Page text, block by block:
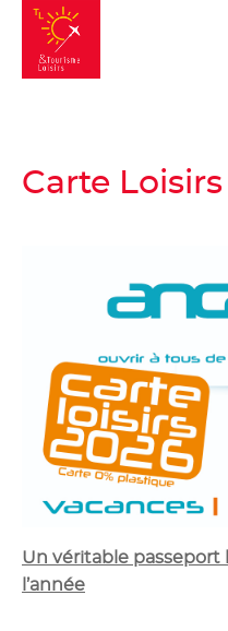
Tourisme et Loisirs
Carte Loisirs
Un véritable passeport
l’année